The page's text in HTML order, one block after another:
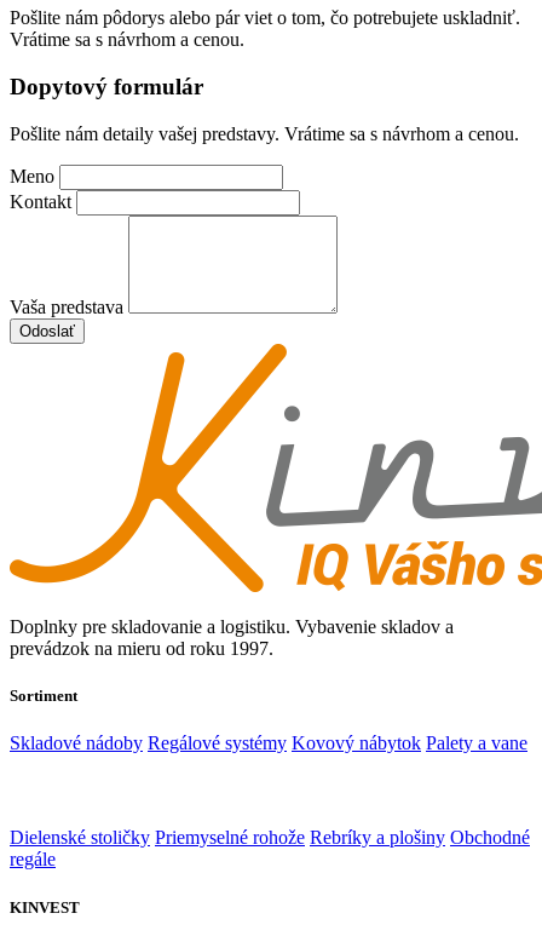
Pošlite nám pôdorys alebo pár viet o tom, čo potrebujete uskladniť.
Vrátime sa s návrhom a cenou.
Dopytový formulár
Pošlite nám detaily vašej predstavy. Vrátime sa s návrhom a cenou.
Meno
Kontakt
Vaša predstava
Odoslať
Doplnky pre skladovanie a logistiku. Vybavenie skladov a
prevádzok na mieru od roku 1997.
Sortiment
Skladové nádoby Regálové systémy Kovový nábytok Palety a vane
Dielenské stoličky Priemyselné rohože Rebríky a plošiny Obchodné
regále
KINVEST